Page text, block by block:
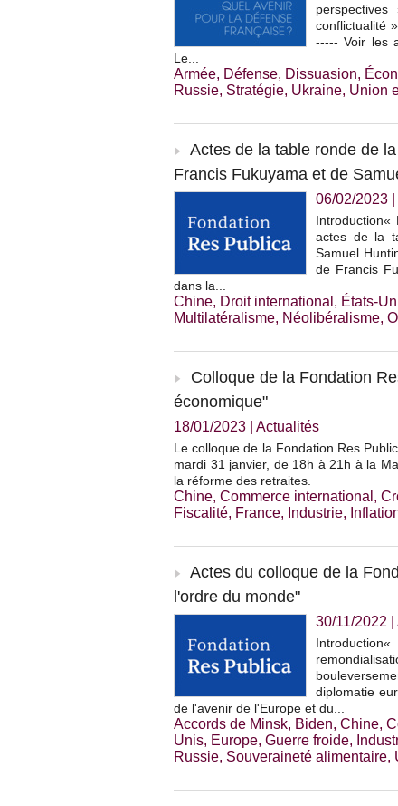
conflictualité
----- Voir les
Le...
Armée, Défense, Dissuasion,
Russie, Stratégie, Ukraine, Union
Actes de la table ronde de
Francis Fukuyama et de
06/02/2023
actes de la
Samuel
de Francis
dans la...
Chine, Droit international , États-
Multilatéralisme, Néolibéralisme,
Colloque de la Fondation
économique"
18/01/2023 Actualités
Le colloque de la Fondation Res
mardi 31 janvier, de 18h à 21h à la
la réforme des retraites.
Chine, Commerce international ,
Fiscalité, France, Industrie,
Actes du colloque de la
l'ordre du monde"
30/11/2022
diplomatie
de l'avenir de l'Europe et du...
Accords de Minsk, Biden, Chine,
Unis, Europe, Guerre froide,
Russie, Souveraineté alimentaire,